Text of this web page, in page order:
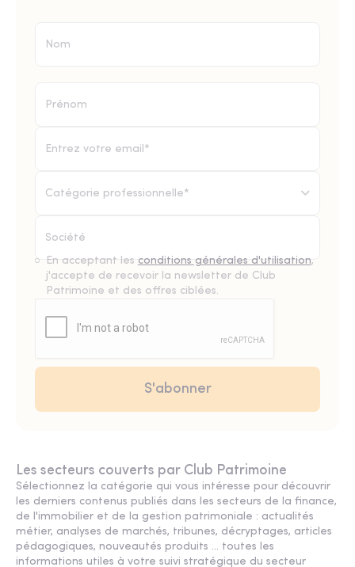
Catégorie professionnelle*
En acceptant les conditions générales d'utilisation,
j'accepte de recevoir la newsletter de Club
Patrimoine et des offres ciblées.
Les secteurs couverts par Club Patrimoine
Sélectionnez la catégorie qui vous intéresse pour découvrir
les derniers contenus publiés dans les secteurs de la finance,
de l'immobilier et de la gestion patrimoniale : actualités
métier, analyses de marchés, tribunes, décryptages, articles
pédagogiques, nouveautés produits ... toutes les
informations utiles à votre suivi stratégique du secteur